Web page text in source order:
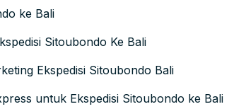
ke Bali
Sitoubondo Ke Bali
Ekspedisi Sitoubondo Bali
untuk Ekspedisi Sitoubondo ke Bali